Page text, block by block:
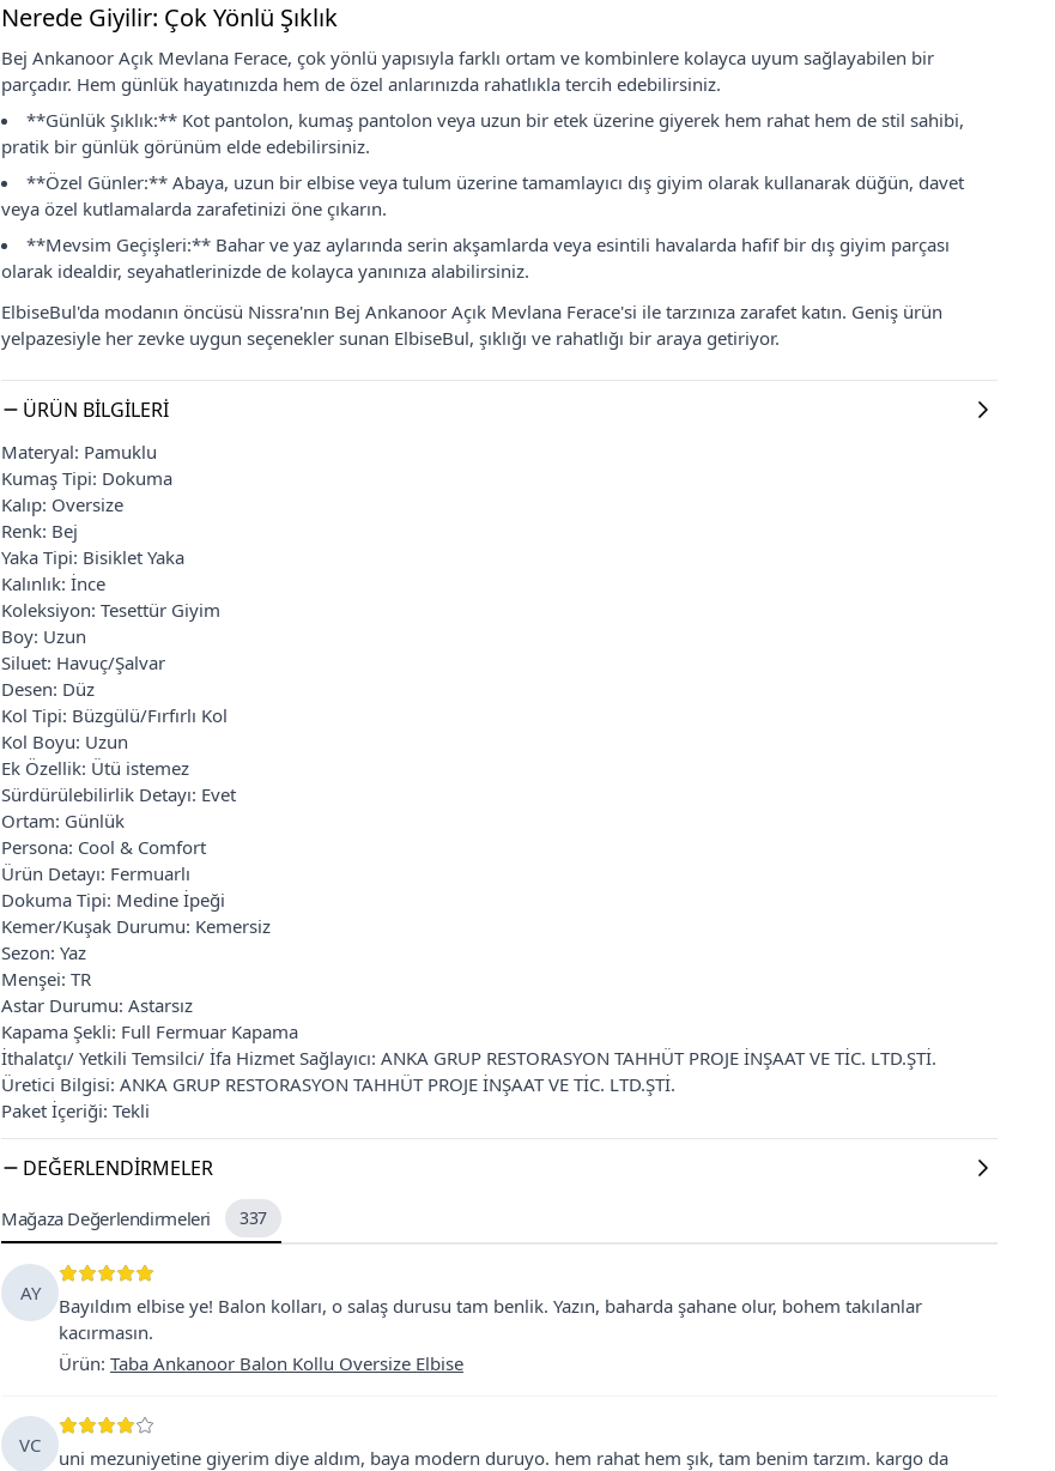
Nerede Giyilir: Çok Yönlü Şıklık
Bej Ankanoor Açık Mevlana Ferace, çok yönlü yapısıyla farklı ortam ve kombinlere kolayca uyum sağlayabilen bir
parçadır. Hem günlük hayatınızda hem de özel anlarınızda rahatlıkla tercih edebilirsiniz.
**Günlük Şıklık:** Kot pantolon, kumaş pantolon veya uzun bir etek üzerine giyerek hem rahat hem de stil sahibi,
pratik bir günlük görünüm elde edebilirsiniz.
**Özel Günler:** Abaya, uzun bir elbise veya tulum üzerine tamamlayıcı dış giyim olarak kullanarak düğün, davet
veya özel kutlamalarda zarafetinizi öne çıkarın.
**Mevsim Geçişleri:** Bahar ve yaz aylarında serin akşamlarda veya esintili havalarda hafif bir dış giyim parçası
olarak idealdir, seyahatlerinizde de kolayca yanınıza alabilirsiniz.
ElbiseBul'da modanın öncüsü Nissra'nın Bej Ankanoor Açık Mevlana Ferace'si ile tarzınıza zarafet katın. Geniş ürün
yelpazesiyle her zevke uygun seçenekler sunan ElbiseBul, şıklığı ve rahatlığı bir araya getiriyor.
ÜRÜN BILGILERI
Materyal: Pamuklu
Kumaş Tipi: Dokuma
Kalıp: Oversize
Renk: Bej
Yaka Tipi: Bisiklet Yaka
Kalınlık: İnce
Koleksiyon: Tesettür Giyim
Boy: Uzun
Siluet: Havuç/Şalvar
Desen: Düz
Kol Tipi: Büzgülü/Fırfırlı Kol
Kol Boyu: Uzun
Ek Özellik: Ütü istemez
Sürdürülebilirlik Detayı: Evet
Ortam: Günlük
Persona: Cool & Comfort
Ürün Detayı: Fermuarlı
Dokuma Tipi: Medine İpeği
Kemer/Kuşak Durumu: Kemersiz
Sezon: Yaz
Menşei: TR
Astar Durumu: Astarsız
Kapama Şekli: Full Fermuar Kapama
İthalatçı/ Yetkili Temsilci/ İfa Hizmet Sağlayıcı: ANKA GRUP RESTORASYON TAHHÜT PROJE İNŞAAT VE TİC. LTD.ŞTİ.
Üretici Bilgisi: ANKA GRUP RESTORASYON TAHHÜT PROJE İNŞAAT VE TİC. LTD.ŞTİ.
Paket İçeriği: Tekli
DEĞERLENDIRMELER
Mağaza Değerlendirmeleri 337
AY
Bayıldım elbise ye! Balon kolları, o salaş durusu tam benlik. Yazın, baharda şahane olur, bohem takılanlar
kacırmasın.
Ürün: Taba Ankanoor Balon Kollu Oversize Elbise
VC
uni mezuniyetine giyerim diye aldım, baya modern duruyo. hem rahat hem şık, tam benim tarzım. kargo da